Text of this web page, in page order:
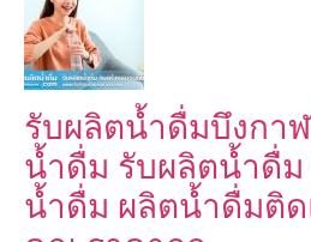
รับผลิตน้ำดื่มบึงกา
น้ำดื่ม รับผลิตน้ำดื่
น้ำดื่ม ผลิตน้ำดื่มติ